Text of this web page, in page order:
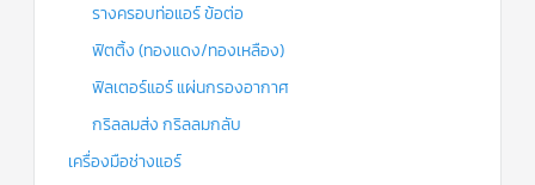
รางครอบท่อแอร์ ข้อต่อ
ฟิตติ้ง (ทองแดง/ทองเหลือง)
ฟิลเตอร์แอร์ แผ่นกรองอากาศ
กริลลมส่ง กริลลมกลับ
เครื่องมือช่างแอร์